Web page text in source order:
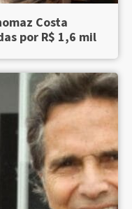
Costa
por R$ 1,6 mil